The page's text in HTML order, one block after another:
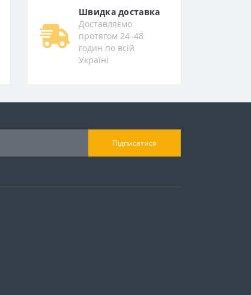
Швидка доставка
Доставляємо
протягом 24–48
годин по всій
Україні
Підписатися